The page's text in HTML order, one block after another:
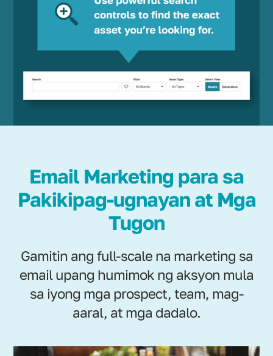
Email Marketing para sa
Pakikipag-ugnayan at Mga
Tugon
Gamitin ang full-scale na marketing sa
email upang humimok ng aksyon mula
sa iyong mga prospect, team, mag-
aaral, at mga dadalo.